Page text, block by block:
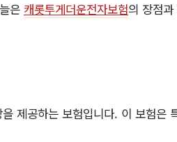
은 캐롯투게더운전자보험의 장점
제공하는 보험입니다. 이 보험은